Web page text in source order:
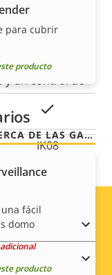
-30 to 60 °C
IK08
IP66
-
para cubrir
producto
fácil
domo
producto
nuestros
y un control de
OBTENGA MÁS INFORMACIÓN ACERCA DE LAS GARANTÍAS DE AXIS